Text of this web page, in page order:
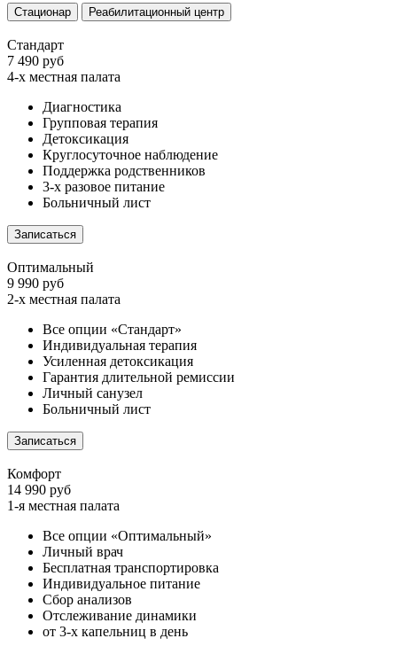
Стационар Реабилитационный центр
Стандарт
7 490 руб
4-х местная палата
Диагностика
Групповая терапия
Детоксикация
Круглосуточное наблюдение
Поддержка родственников
3-х разовое питание
Больничный лист
Записаться
Оптимальный
9 990 руб
2-х местная палата
Все опции «Стандарт»
Индивидуальная терапия
Усиленная детоксикация
Гарантия длительной ремиссии
Личный санузел
Больничный лист
Записаться
Комфорт
14 990 руб
1-я местная палата
Все опции «Оптимальный»
Личный врач
Бесплатная транспортировка
Индивидуальное питание
Сбор анализов
Отслеживание динамики
от 3-х капельниц в день